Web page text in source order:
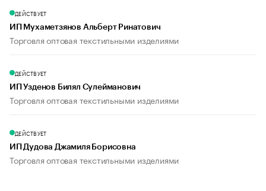
ДЕЙСТВУЕТ
ИП Мухаметзянов Альберт Ринатович
Торговля оптовая текстильными изделиями
ДЕЙСТВУЕТ
ИП Узденов Билял Сулейманович
Торговля оптовая текстильными изделиями
ДЕЙСТВУЕТ
ИП Дудова Джамиля Борисовна
Торговля оптовая текстильными изделиями